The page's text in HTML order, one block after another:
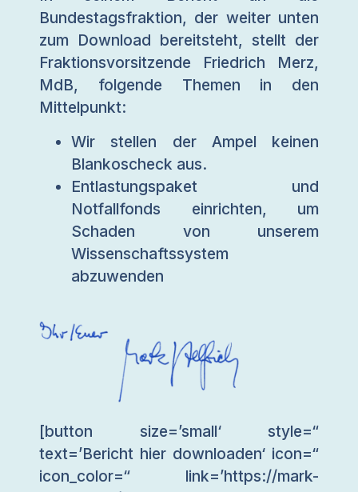
Bundestagsfraktion, der weiter unten
zum Download bereitsteht, stellt der
Fraktionsvorsitzende Friedrich Merz,
MdB, folgende Themen in den
Mittelpunkt:
Wir stellen der Ampel keinen
Blankoscheck aus.
Entlastungspaket und
Notfallfonds einrichten, um
Schaden von unserem
Wissenschaftssystem
abzuwenden
[button size=’small‘ style=“
text=’Bericht hier downloaden‘ icon=“
icon_color=“ link=’https://mark-